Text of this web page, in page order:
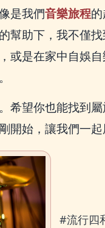
是我們音樂旅程
幫助下，我不僅
或是在家中自娛
希望你也能找到
開始，讓我們一起
#流行四